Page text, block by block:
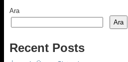
Ara
Ara
Recent Posts